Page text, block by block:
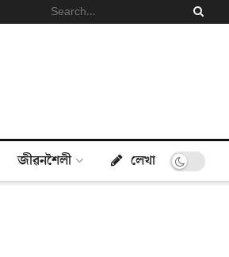
জীৱনশৈলী লেখা